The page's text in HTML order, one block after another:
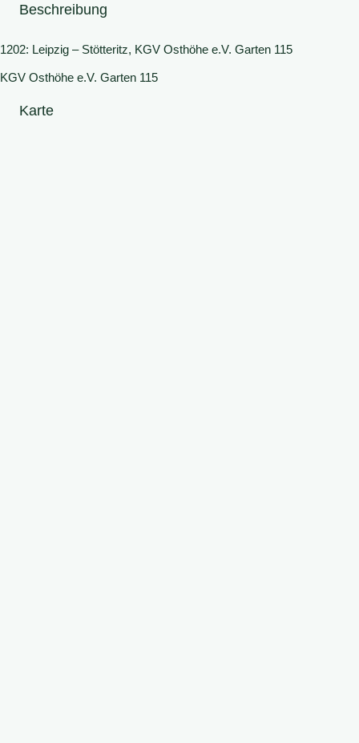
Beschreibung
1202: Leipzig – Stötteritz, KGV Osthöhe e.V. Garten 115
KGV Osthöhe e.V. Garten 115
Karte